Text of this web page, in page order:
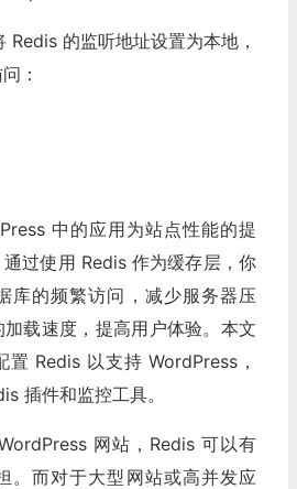
Redis 的监听地址设置为本地，
：
中的应用为站点性能的提
过使用 Redis 作为缓存层，你
库的频繁访问，减少服务器压
载速度，提高用户体验。本文
置 Redis 以支持 WordPress，
插件和监控工具。
网站，Redis 可以有
。而对于大型网站或高并发应